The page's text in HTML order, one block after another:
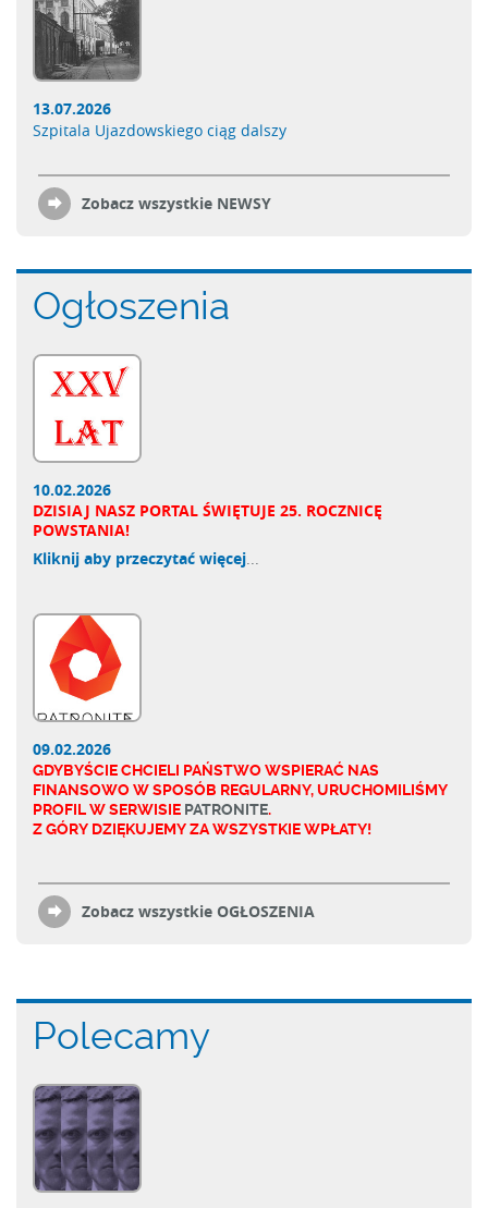
13.07.2026
Szpitala Ujazdowskiego ciąg dalszy
Zobacz wszystkie NEWSY
Ogłoszenia
10.02.2026
DZISIAJ NASZ PORTAL ŚWIĘTUJE 25. ROCZNICĘ
POWSTANIA!
Kliknij aby przeczytać więcej
09.02.2026
GDYBYŚCIE CHCIELI PAŃSTWO WSPIERAĆ NAS
FINANSOWO W SPOSÓB REGULARNY, URUCHOMILIŚMY
PROFIL W SERWISIE PATRONITE.
Z GÓRY DZIĘKUJEMY ZA WSZYSTKIE WPŁATY!
Zobacz wszystkie OGŁOSZENIA
Polecamy